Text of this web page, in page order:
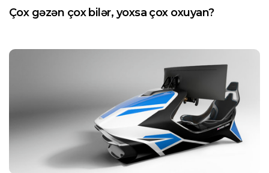
Çox gəzən çox bilər, yoxsa çox oxuyan?